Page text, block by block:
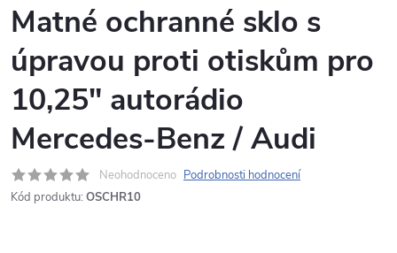
Matné ochranné sklo s
úpravou proti otiskům pro
10,25" autorádio
Mercedes-Benz / Audi
Neohodnoceno Podrobnosti hodnocení
Kód produktu: OSCHR10